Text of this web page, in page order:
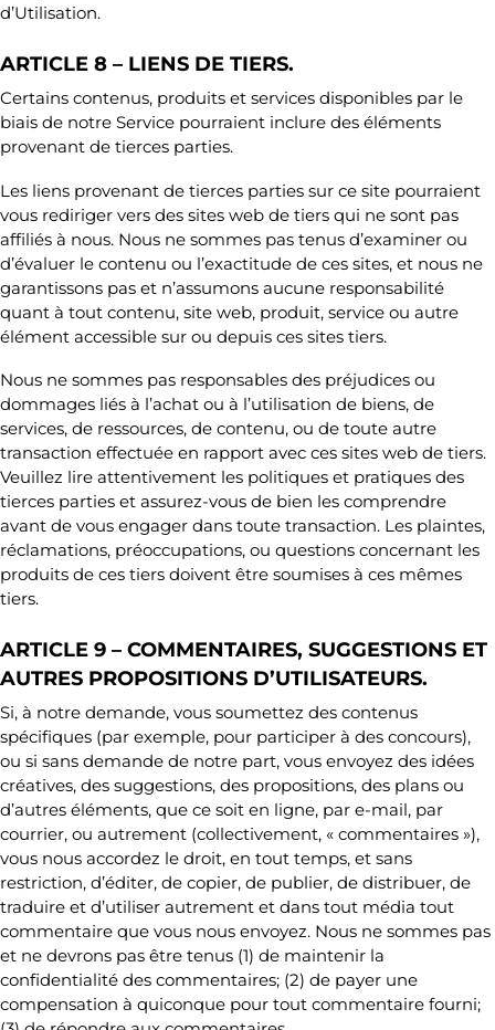
d’Utilisation.
ARTICLE 8 – LIENS DE TIERS.
Certains contenus, produits et services disponibles par le
biais de notre Service pourraient inclure des éléments
provenant de tierces parties.
Les liens provenant de tierces parties sur ce site pourraient
vous rediriger vers des sites web de tiers qui ne sont pas
affiliés à nous. Nous ne sommes pas tenus d’examiner ou
d’évaluer le contenu ou l’exactitude de ces sites, et nous ne
garantissons pas et n’assumons aucune responsabilité
quant à tout contenu, site web, produit, service ou autre
élément accessible sur ou depuis ces sites tiers.
Nous ne sommes pas responsables des préjudices ou
dommages liés à l’achat ou à l’utilisation de biens, de
services, de ressources, de contenu, ou de toute autre
transaction effectuée en rapport avec ces sites web de tiers.
Veuillez lire attentivement les politiques et pratiques des
tierces parties et assurez-vous de bien les comprendre
avant de vous engager dans toute transaction. Les plaintes,
réclamations, préoccupations, ou questions concernant les
produits de ces tiers doivent être soumises à ces mêmes
tiers.
ARTICLE 9 – COMMENTAIRES, SUGGESTIONS ET
AUTRES PROPOSITIONS D’UTILISATEURS.
Si, à notre demande, vous soumettez des contenus
spécifiques (par exemple, pour participer à des concours),
ou si sans demande de notre part, vous envoyez des idées
créatives, des suggestions, des propositions, des plans ou
d’autres éléments, que ce soit en ligne, par e-mail, par
courrier, ou autrement (collectivement, « commentaires »),
vous nous accordez le droit, en tout temps, et sans
restriction, d’éditer, de copier, de publier, de distribuer, de
traduire et d’utiliser autrement et dans tout média tout
commentaire que vous nous envoyez. Nous ne sommes pas
et ne devrons pas être tenus (1) de maintenir la
confidentialité des commentaires; (2) de payer une
compensation à quiconque pour tout commentaire fourni;